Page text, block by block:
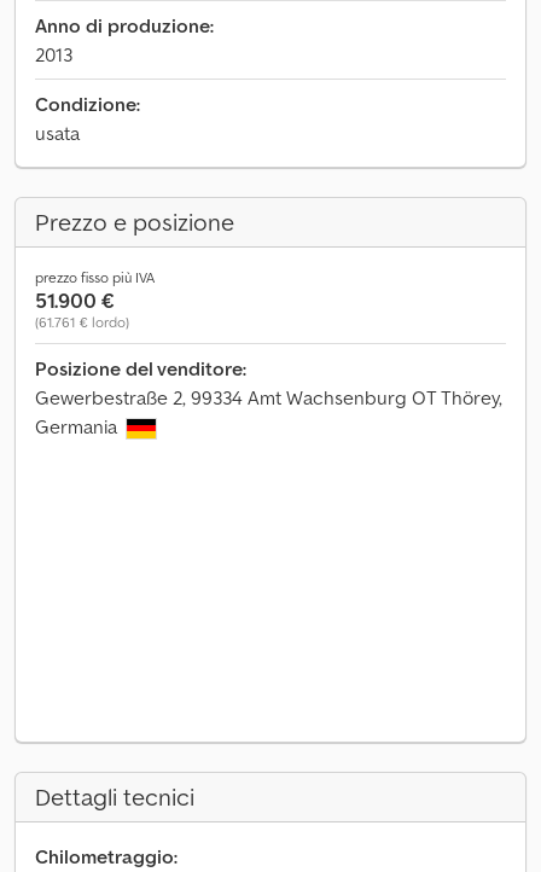
Anno di produzione:
2013
Condizione:
usata
Prezzo e posizione
prezzo fisso più IVA
51.900 €
(61.761 € lordo)
Posizione del venditore:
Gewerbestraße 2, 99334 Amt Wachsenburg OT Thörey,
Germania
Dettagli tecnici
Chilometraggio: